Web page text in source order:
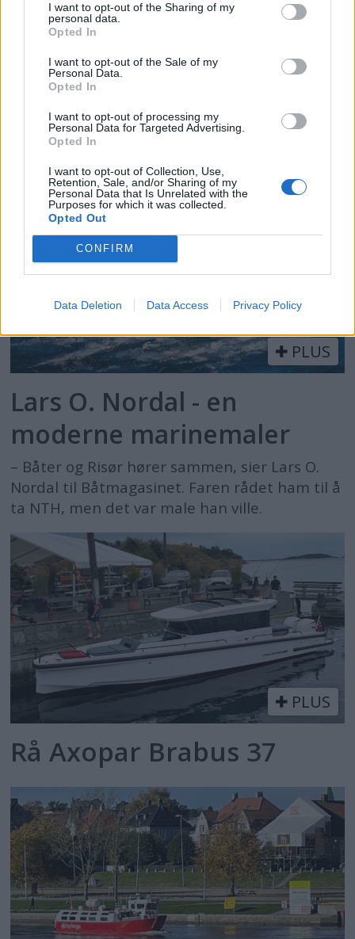
I want to opt-out of the Sharing of my
personal data.
Opted In
I want to opt-out of the Sale of my
Personal Data.
Opted In
I want to opt-out of processing my
Personal Data for Targeted Advertising.
Opted In
I want to opt-out of Collection, Use,
Retention, Sale, and/or Sharing of my
Personal Data that Is Unrelated with the
Purposes for which it was collected.
Opted Out
CONFIRM
Data Deletion Data Access Privacy Policy
Båter i sjøen
Båter i sjøen kan by på en rekke store og små
nyheter i år. Blant nyhetene du kan oppleve er
daycruiseren Askeladden Fenix 66BR og
PLUS
Lars O. Nordal - en
moderne marinemaler
– Båter og Risør hører sammen, sier Lars O.
Nordal til Båtmagasinet. Faren rådet ham til å
ta NTH, men det var male han ville.
PLUS
Rå Axopar Brabus 37